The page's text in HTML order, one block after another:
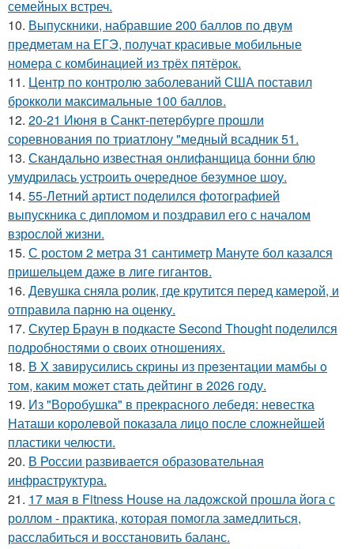
семейных встреч.
10. Выпускники, набравшие 200 баллов по двум
предметам на ЕГЭ, получат красивые мобильные
номера с комбинацией из трёх пятёрок.
11. Центр по контролю заболеваний США поставил
брокколи максимальные 100 баллов.
12. 20-21 Июня в Санкт-петербурге прошли
соревнования по триатлону "медный всадник 51.
13. Скандально известная онлифанщица бонни блю
умудрилась устроить очередное безумное шоу.
14. 55-Летний артист поделился фотографией
выпускника с дипломом и поздравил его с началом
взрослой жизни.
15. С ростом 2 метра 31 сантиметр Мануте бол казался
пришельцем даже в лиге гигантов.
16. Девушка сняла ролик, где крутится перед камерой, и
отправила парню на оценку.
17. Скутер Браун в подкасте Second Thought поделился
подробностями о своих отношениях.
18. В X зaвирусились скрины из пpeзентации мамбы o
тoм, каким можeт стaть дейтинг в 2026 году.
19. Из "Воробушка" в прекрасного лебедя: невестка
Наташи королевой показала лицо после сложнейшей
пластики челюсти.
20. В России развивается образовательная
инфраструктура.
21. 17 мая в Fitness House на ладожской прошла йога с
роллом - практика, которая помогла замедлиться,
расслабиться и восстановить баланс.